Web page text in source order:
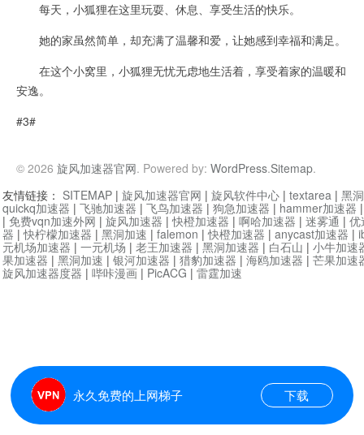
每天，小狐狸在这里玩耍、休息、享受生活的快乐。
她的家虽然简单，却充满了温馨和爱，让她感到幸福和满足。
在这个小窝里，小狐狸无忧无虑地生活着，享受着家的温暖和
安逸。
#3#
© 2026 旋风加速器官网. Powered by: WordPress.Sitemap.
永久免费的上网梯子 下载
友情链接： SITEMAP | 旋风加速器官网 | 旋风软件中心 | textarea | 黑
quickq加速器 | 飞驰加速器 | 飞鸟加速器 | 狗急加速器 | hammer加速器
| 免费vqn加速外网 | 旋风加速器 |快橙加速器 | 啊哈加速器 | 迷雾通 | 优
器 |快柠檬加速器 | 黑洞加速 | falemon |快橙加速器 | anycast加速器 |
元机场加速器 | 一元机场 | 老王加速器 | 黑洞加速器 | 白石山 | 小牛加速
果加速器 | 黑洞加速 | 银河加速器 | 猎豹加速器 | 海鸥加速器 | 芒果加速
旋风加速器度器 | 哔咔漫画 | PicACG | 雷霆加速